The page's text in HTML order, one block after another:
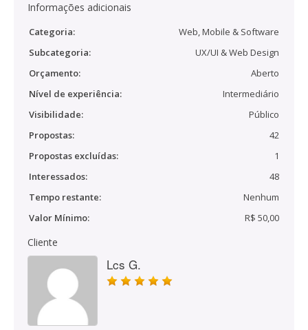
Informações adicionais
Categoria:
Web, Mobile & Software
Subcategoria:
UX/UI & Web Design
Orçamento:
Aberto
Nível de experiência:
Intermediário
Visibilidade:
Público
Propostas:
42
Propostas excluídas:
1
Interessados:
48
Tempo restante:
Nenhum
Valor Mínimo:
R$ 50,00
Cliente
Lcs G.